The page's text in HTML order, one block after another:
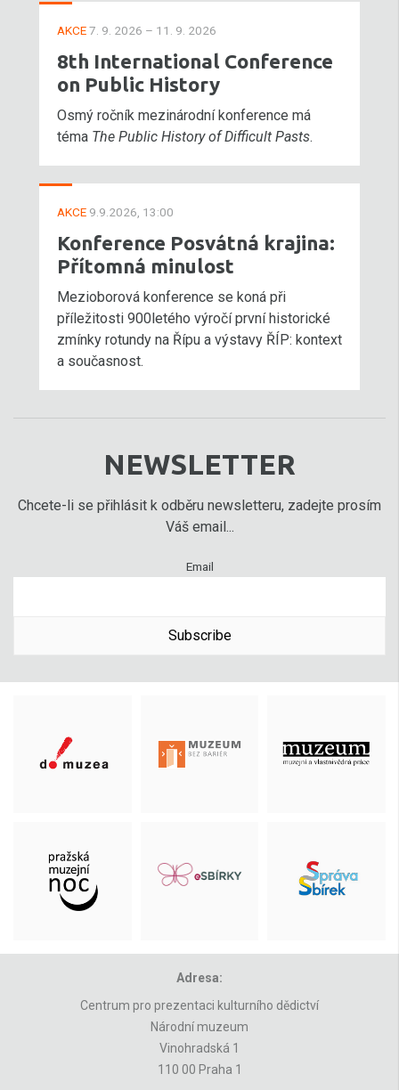
AKCE7. 9. 2026 – 11. 9. 2026
8th International Conference
on Public History
Osmý ročník mezinárodní konference má
téma The Public History of Difficult Pasts.
AKCE 9.9.2026, 13:00
Konference Posvátná krajina:
Přítomná minulost
Mezioborová konference se koná při
příležitosti 900letého výročí první historické
zmínky rotundy na Řípu a výstavy ŘÍP: kontext
a současnost.
NEWSLETTER
Chcete-li se přihlásit k odběru newsletteru, zadejte prosím
Váš email...
Email
Subscribe
Adresa:
Centrum pro prezentaci kulturního dědictví
Národní muzeum
Vinohradská 1
110 00 Praha 1